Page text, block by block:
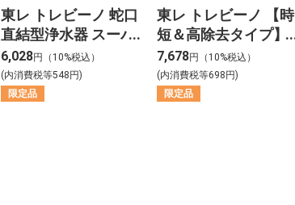
東レ トレビーノ 蛇口
直結型浄水器 スーパ
ースリム SX607V
6,028円（10%税込）
(内消費税等548円)
限定品
東レ トレビーノ 【時
短＆高除去タイプ】
浄水器カセッティシ
リーズ交換用カート
リッジ2個入り
7,678円（10%税込）
(内消費税等698円)
限定品